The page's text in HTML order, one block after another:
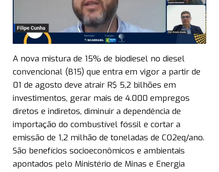
A nova mistura de 15% de biodiesel no diesel
convencional (B15) que entra em vigor a partir de
01 de agosto deve atrair R$ 5,2 bilhões em
investimentos, gerar mais de 4.000 empregos
diretos e indiretos, diminuir a dependência de
importação do combustível fóssil e cortar a
emissão de 1,2 milhão de toneladas de CO2eq/ano.
São benefícios socioeconômicos e ambientais
apontados pelo Ministério de Minas e Energia